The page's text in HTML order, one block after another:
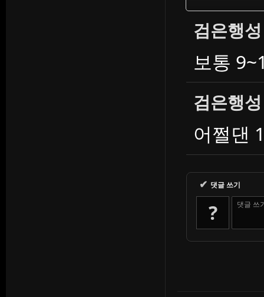
검은행성
보통
검은행성
어쩔댄
✔ 댓글 쓰기
? 댓글 쓰